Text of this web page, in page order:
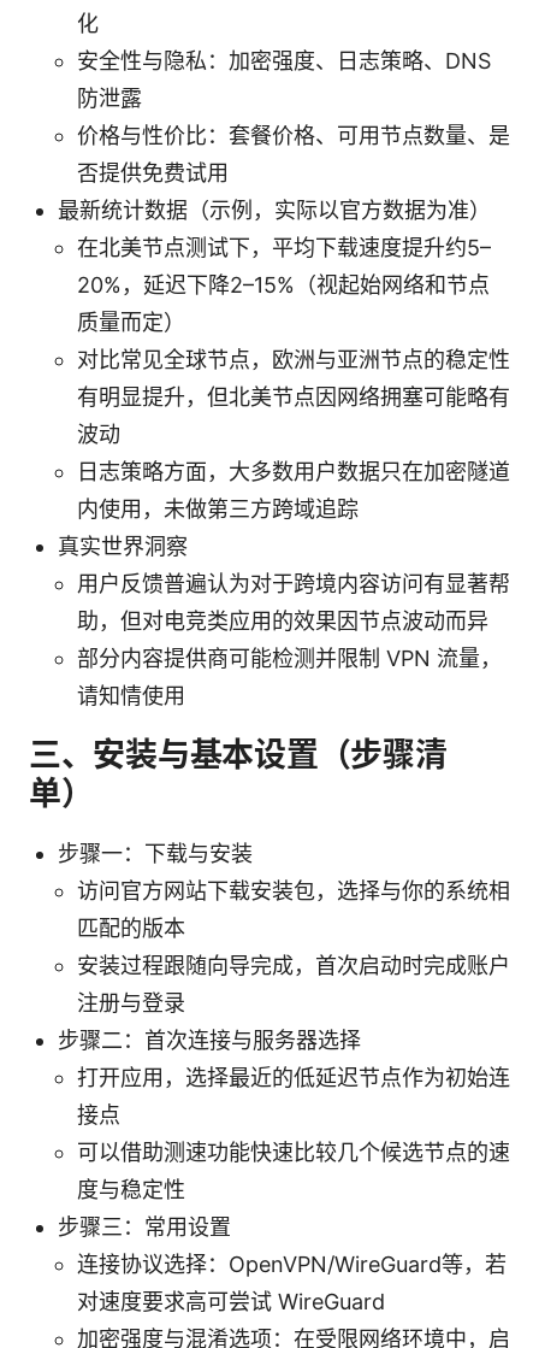
化
安全性与隐私：加密强度、日志策略、DNS
防泄露
价格与性价比：套餐价格、可用节点数量、是
否提供免费试用
最新统计数据（示例，实际以官方数据为准）
在北美节点测试下，平均下载速度提升约5–
20%，延迟下降2–15%（视起始网络和节点
质量而定）
对比常见全球节点，欧洲与亚洲节点的稳定性
有明显提升，但北美节点因网络拥塞可能略有
波动
日志策略方面，大多数用户数据只在加密隧道
内使用，未做第三方跨域追踪
真实世界洞察
用户反馈普遍认为对于跨境内容访问有显著帮
助，但对电竞类应用的效果因节点波动而异
部分内容提供商可能检测并限制 VPN 流量，
请知情使用
三、安装与基本设置（步骤清
单）
步骤一：下载与安装
访问官方网站下载安装包，选择与你的系统相
匹配的版本
安装过程跟随向导完成，首次启动时完成账户
注册与登录
步骤二：首次连接与服务器选择
打开应用，选择最近的低延迟节点作为初始连
接点
可以借助测速功能快速比较几个候选节点的速
度与稳定性
步骤三：常用设置
连接协议选择：OpenVPN/WireGuard等，若
对速度要求高可尝试 WireGuard
加密强度与混淆选项：在受限网络环境中，启